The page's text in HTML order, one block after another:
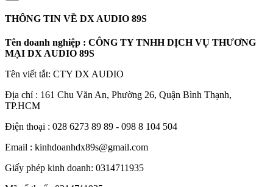
THÔNG TIN VỀ DX AUDIO 89S
Tên doanh nghiệp : CÔNG TY TNHH DỊCH VỤ THƯƠNG
MẠI DX AUDIO 89S
Tên viết tắt: CTY DX AUDIO
Địa chỉ : 161 Chu Văn An, Phường 26, Quận Bình Thạnh,
TP.HCM
Điện thoại : 028 6273 89 89 - 098 8 104 504
Email : kinhdoanhdx89s@gmail.com
Giấy phép kinh doanh: 0314711935